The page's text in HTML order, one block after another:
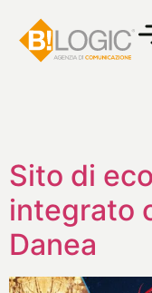
Sito di
integrato
Danea